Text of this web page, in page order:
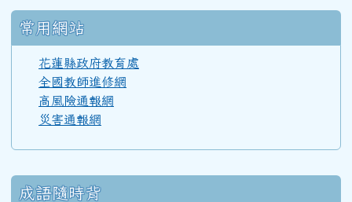
106學年度(107年6月)第48屆教師
常用網站
花蓮縣政府教育處
全國教師進修網
高風險通報網
災害通報網
成語隨時背